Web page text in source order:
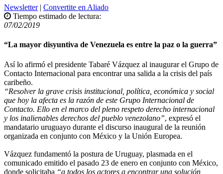
Newsletter| Convertite en Aliado
Tiempo estimado de lectura:
07/02/2019
“La mayor disyuntiva de Venezuela es entre la paz o la guerra”
Así lo afirmó el presidente Tabaré Vázquez al inaugurar el Grupo de
Contacto Internacional para encontrar una salida a la crisis del país
caribeño.
“Resolver la grave crisis institucional, política, económica y social
que hoy la afecta es la razón de este Grupo Internacional de
Contacto. Ello en el marco del pleno respeto derecho internacional
y los inalienables derechos del pueblo venezolano”, expresó el
mandatario uruguayo durante el discurso inaugural de la reunión
organizada en conjunto con México y la Unión Europea.
Vázquez fundamentó la postura de Uruguay, plasmada en el
comunicado emitido el pasado 23 de enero en conjunto con México,
donde solicitaba “a todos los actores a encontrar una solución